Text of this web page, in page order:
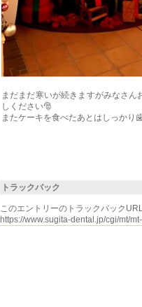
まだまだ寒いが続きますがみなさ
しください🎅
またケーキを食べたあとはしっかり
トラックバック
このエントリーのトラックバック
https://www.sugita-dental.jp/cgi/mt/